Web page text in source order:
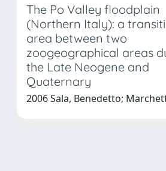
The Po Valley floodplain
(Northern Italy): a
area between two
zoogeographical areas
the Late Neogene and
Quaternary
2006 Sala, Benedetto;